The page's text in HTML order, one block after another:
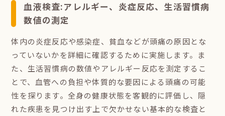
血液検査:アレルギー、炎症反応、生活習慣病
数値の測定
体内の炎症反応や感染症、貧血などが頭痛の原因とな
っていないかを詳細に確認するために実施します。ま
た、生活習慣病の数値やアレルギー反応を測定するこ
とで、血管への負担や体質的な要因による頭痛の可能
性を探ります。全身の健康状態を客観的に評価し、隠
れた疾患を見つけ出す上で欠かせない基本的な検査と